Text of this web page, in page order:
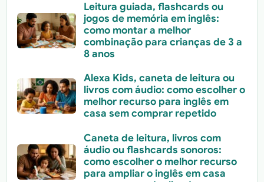
Leitura guiada, flashcards ou
jogos de memória em inglês:
como montar a melhor
combinação para crianças de 3 a
8 anos
Alexa Kids, caneta de leitura ou
livros com áudio: como escolher o
melhor recurso para inglês em
casa sem comprar repetido
Caneta de leitura, livros com
áudio ou flashcards sonoros:
como escolher o melhor recurso
para ampliar o inglês em casa